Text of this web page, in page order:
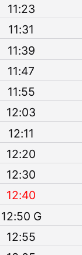
11:23
11:31
11:39
11:47
11:55
12:03
12:11
12:20
12:30
12:40
12:50 G
12:55